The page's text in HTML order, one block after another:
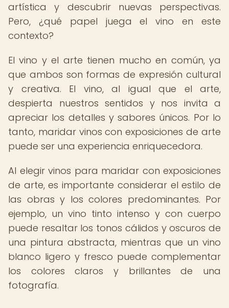
artística y descubrir nuevas perspectivas.
Pero, ¿qué papel juega el vino en este
contexto?
El vino y el arte tienen mucho en común, ya
que ambos son formas de expresión cultural
y creativa. El vino, al igual que el arte,
despierta nuestros sentidos y nos invita a
apreciar los detalles y sabores únicos. Por lo
tanto, maridar vinos con exposiciones de arte
puede ser una experiencia enriquecedora.
Al elegir vinos para maridar con exposiciones
de arte, es importante considerar el estilo de
las obras y los colores predominantes. Por
ejemplo, un vino tinto intenso y con cuerpo
puede resaltar los tonos cálidos y oscuros de
una pintura abstracta, mientras que un vino
blanco ligero y fresco puede complementar
los colores claros y brillantes de una
fotografía.